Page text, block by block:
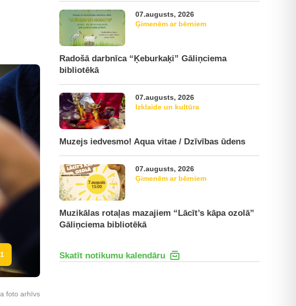
1
foto arhīvs
07.augusts, 2026
Ģimenēm ar bērniem
Radošā darbnīca “Ķeburkaķi” Gāliņciema
bibliotēkā
07.augusts, 2026
Izklaide un kultūra
Muzejs iedvesmo! Aqua vitae / Dzīvības ūdens
07.augusts, 2026
Ģimenēm ar bērniem
Muzikālas rotaļas mazajiem “Lācīt’s kāpa ozolā”
Gāliņciema bibliotēkā
Skatīt notikumu kalendāru